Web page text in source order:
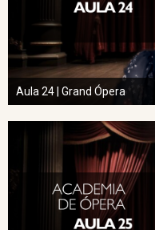
Aula 24 | Grand Ópera